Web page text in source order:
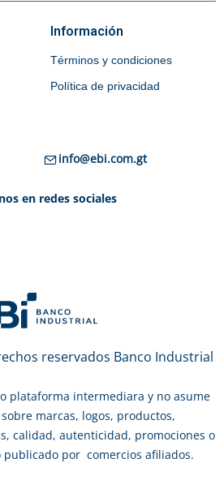
Información
Términos y condiciones
Política de privacidad
info@ebi.com.gt
en redes sociales
reservados Banco Industrial
plataforma intermediara y no asume
marcas, logos, productos,
calidad, autenticidad, promociones o
por comercios afiliados.